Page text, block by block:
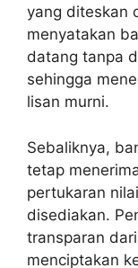
yang diteskan
menyatakan
datang tanpa
sehingga
lisan murni.
Sebaliknya,
tetap
pertukaran
disediakan.
transparan
menciptakan